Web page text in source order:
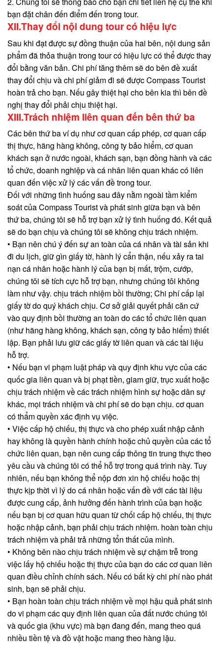
bạn đặt chân đến điểm đến trong tour.
XII.Thay đổi nội dung tour có hiệu lực
Sau khi đạt được sự đồng thuận của hai bên, nội dung sản
phẩm đã thỏa thuận trong tour có hiệu lực có thể được thay
đổi bằng văn bản. Chi phí tăng thêm sẽ do bên đề xuất
thay đổi chịu và chi phí giảm đi sẽ được Compass Tourist
hoàn trả cho bạn. Nếu gây thiệt hại cho bên kia thì bên đề
nghị thay đổi phải chịu thiệt hại.
XIII.Trách nhiệm liên quan đến bên thứ ba
Các bên thứ ba ví dụ như cơ quan cấp phép, cơ quan cấp
thị thực, hãng hàng không, công ty bảo hiểm, cơ quan
khách sạn ở nước ngoài, khách sạn, bạn đồng hành và các
tổ chức, doanh nghiệp và cá nhân liên quan khác có liên
quan đến việc xử lý các vấn đề trong tour.
Đối với những tình huống sau đây nằm ngoài tầm kiểm
soát của Compass Tourist và phát sinh giữa bạn và bên
thứ ba, chúng tôi sẽ hỗ trợ bạn xử lý tình huống đó. Kết quả
sẽ do bạn chịu và chúng tôi sẽ không chịu trách nhiệm.
• Bạn nên chú ý đến sự an toàn của cá nhân và tài sản khi
đi du lịch, giữ gìn giấy tờ, hành lý cẩn thận, nếu xảy ra tai
nạn cá nhân hoặc hành lý của bạn bị mất, trộm, cướp,
chúng tôi sẽ tích cực hỗ trợ bạn, nhưng chúng tôi không
làm như vậy. chịu trách nhiệm bồi thường; Chi phí cấp lại
giấy tờ do quý khách chịu. Cơ sở giải quyết phải căn cứ
vào quy định bồi thường an toàn do các tổ chức liên quan
(như hãng hàng không, khách sạn, công ty bảo hiểm) thiết
lập. Bạn phải lưu giữ các giấy tờ liên quan và các tài liệu
hỗ trợ.
• Nếu bạn vi phạm luật pháp và quy định khu vực của các
quốc gia liên quan và bị phạt tiền, giam giữ, trục xuất hoặc
chịu trách nhiệm về các trách nhiệm hình sự hoặc dân sự
khác, mọi trách nhiệm và chi phí sẽ do bạn chịu. cơ quan
có thẩm quyền xác định vụ việc.
• Việc cấp hộ chiếu, thị thực và cho phép xuất nhập cảnh
hay không là quyền hành chính hoặc chủ quyền của các tổ
chức liên quan, bạn nên cung cấp thông tin trung thực theo
yêu cầu và chúng tôi có thể hỗ trợ trong quá trình này. Tuy
nhiên, nếu bạn không thể nộp đơn xin hộ chiếu hoặc thị
thực kịp thời vì lý do cá nhân hoặc vấn đề với các tài liệu
được cung cấp, ảnh hưởng đến hành trình của bạn hoặc
nếu bạn bị cơ quan hữu quan từ chối cấp hộ chiếu, thị thực
hoặc nhập cảnh, bạn phải chịu trách nhiệm. hoàn toàn chịu
trách nhiệm và phải trả những tổn thất của mình.
• Không bên nào chịu trách nhiệm về sự chậm trễ trong
việc lấy hộ chiếu hoặc thị thực của bạn do các cơ quan liên
quan điều chỉnh chính sách. Nếu có bất kỳ chi phí nào phát
sinh, bạn sẽ phải chịu.
• Bạn hoàn toàn chịu trách nhiệm về mọi hậu quả phát sinh
do vi phạm các quy định liên quan của đất nước chúng tôi
và quốc gia (khu vực) mà bạn đang đến, mang theo quá
nhiều tiền tệ và đồ vật hoặc mang theo hàng lậu.